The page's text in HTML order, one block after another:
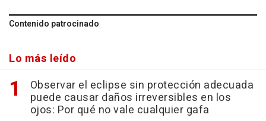
Contenido patrocinado
Lo más leído
Observar el eclipse sin protección adecuada
puede causar daños irreversibles en los
ojos: Por qué no vale cualquier gafa